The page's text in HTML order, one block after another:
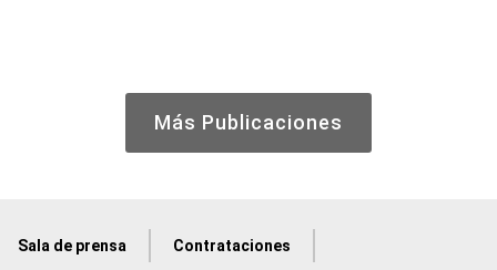
Más Publicaciones
Sala de prensa Contrataciones